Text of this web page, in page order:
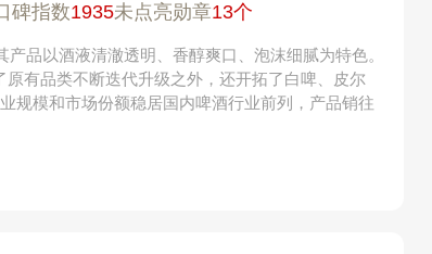
碑指数1935未点亮勋章13个
品以酒液清澈透明、香醇爽口、泡沫细腻为特色。
有品类不断迭代升级之外，还开拓了白啤、皮尔
规模和市场份额稳居国内啤酒行业前列，产品销往